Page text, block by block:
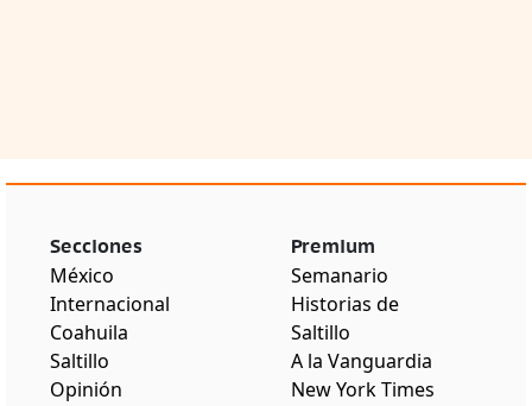
Secciones
México
Internacional
Coahuila
Saltillo
Opinión
Premium
Semanario
Historias de
Saltillo
A la Vanguardia
New York Times